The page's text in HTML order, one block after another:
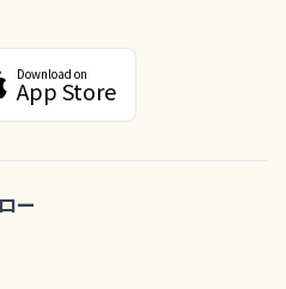
Download on
App Store
ー